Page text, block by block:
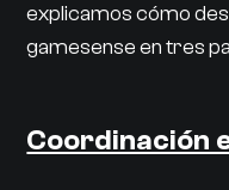
explicamos cómo
gamesense en tres
Coordinación